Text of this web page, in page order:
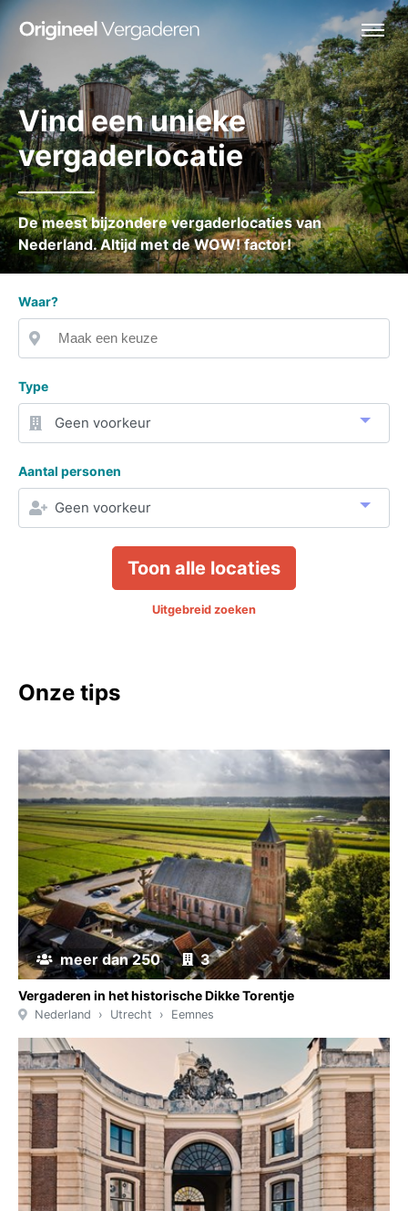
Vind een unieke
vergaderlocatie
De meest bijzondere vergaderlocaties van
Nederland. Altijd met de WOW! factor!
Waar?
Type
Aantal personen
Toon alle locaties
Uitgebreid zoeken
Onze tips
meer dan 250 3
Vergaderen in het historische Dikke Torentje
Nederland Utrecht Eemnes